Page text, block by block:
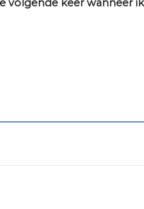
volgende keer wanneer